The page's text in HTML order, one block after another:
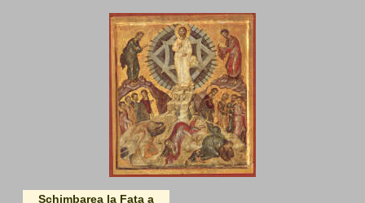
Schimbarea la Fata a